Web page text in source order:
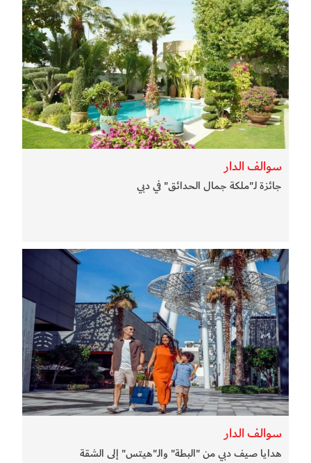
سوالف الدار
جائزة لـ"ملكة جمال الحدائق" في دبي
سوالف الدار
هدايا صيف دبي من "البطة" والـ"هيتس" إلى الشقة